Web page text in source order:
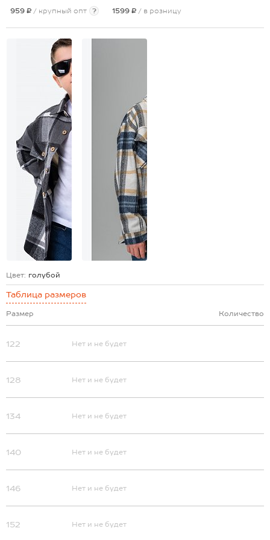
959 ₽ / крупный опт ? 1599 ₽ / в розницу
Цвет: голубой
Таблица размеров
Размер Количество
122 Нет и не будет
128 Нет и не будет
134 Нет и не будет
140 Нет и не будет
146 Нет и не будет
152 Нет и не будет